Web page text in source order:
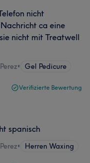
nicht
ca eine
nicht mit Treatwell
• Gel Pedicure
Verifizierte Bewertung
spanisch
• Herren Waxing